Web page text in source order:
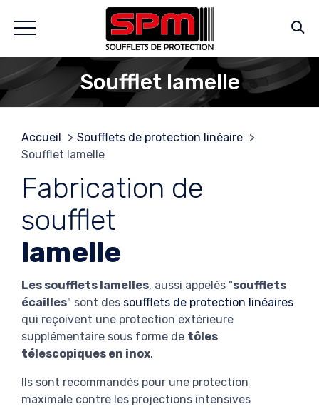
Soufflet lamelle
Accueil
Soufflets de protection linéaire
Soufflet lamelle
Fabrication de
soufflet
lamelle
Les soufflets lamelles, aussi appelés "soufflets
écailles" sont des soufflets de protection linéaires
qui reçoivent une protection extérieure
supplémentaire sous forme de tôles
télescopiques en inox.
Ils sont recommandés pour une protection
maximale contre les projections intensives